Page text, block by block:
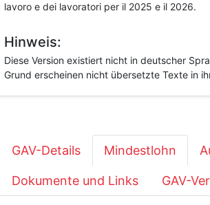
lavoro e dei lavoratori per il 2025 e il 2026.
Hinweis:
Diese Version existiert nicht in deutscher
Grund erscheinen nicht übersetzte Texte in
GAV-Details Mindestlohn
Dokumente und Links GAV-